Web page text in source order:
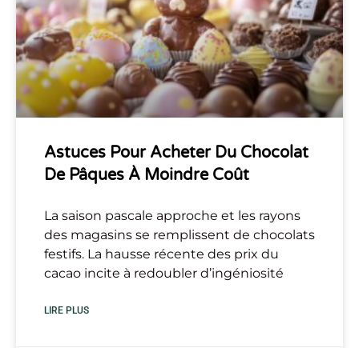
Astuces Pour Acheter Du Chocolat
De Pâques À Moindre Coût
La saison pascale approche et les rayons
des magasins se remplissent de chocolats
festifs. La hausse récente des prix du
cacao incite à redoubler d’ingéniosité
LIRE PLUS